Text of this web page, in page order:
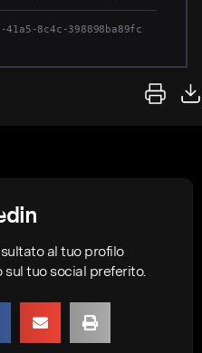
41a5-8c4c-398898ba89fc
al tuo profilo
tuo social preferito.